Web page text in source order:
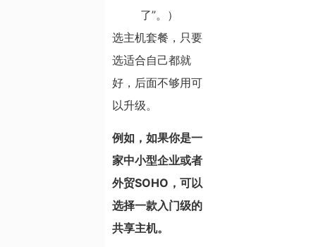
了”。）
选主机套餐，只要
选适合自己都就
好，后面不够用可
以升级。
例如，如果你是一
家中小型企业或者
外贸SOHO，可以
选择一款入门级的
共享主机。